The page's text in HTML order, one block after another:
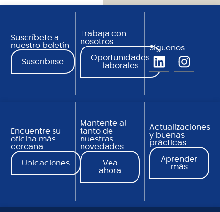
Suscríbete a
nuestro boletín
Suscribirse
Trabaja con
nosotros
Oportunidades
laborales
Síguenos
Encuentre su
oficina más
cercana
Ubicaciones
Mantente al
tanto de
nuestras
novedades
Vea
ahora
Actualizaciones
y buenas
prácticas
Aprender
más